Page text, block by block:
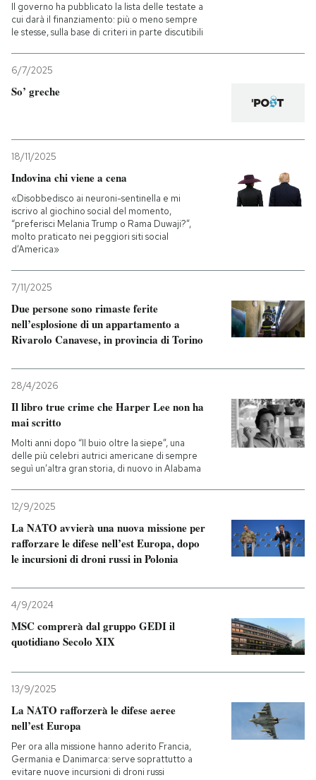
Il governo ha pubblicato la lista delle testate a
cui darà il finanziamento: più o meno sempre
le stesse, sulla base di criteri in parte discutibili
6/7/2025
So’ greche
18/11/2025
Indovina chi viene a cena
«Disobbedisco ai neuroni-sentinella e mi
iscrivo al giochino social del momento,
“preferisci Melania Trump o Rama Duwaji?”,
molto praticato nei peggiori siti social
d’America»
7/11/2025
Due persone sono rimaste ferite
nell’esplosione di un appartamento a
Rivarolo Canavese, in provincia di Torino
28/4/2026
Il libro true crime che Harper Lee non ha
mai scritto
Molti anni dopo “Il buio oltre la siepe”, una
delle più celebri autrici americane di sempre
seguì un’altra gran storia, di nuovo in Alabama
12/9/2025
La NATO avvierà una nuova missione per
rafforzare le difese nell’est Europa, dopo
le incursioni di droni russi in Polonia
4/9/2024
MSC comprerà dal gruppo GEDI il
quotidiano Secolo XIX
13/9/2025
La NATO rafforzerà le difese aeree
nell’est Europa
Per ora alla missione hanno aderito Francia,
Germania e Danimarca: serve soprattutto a
evitare nuove incursioni di droni russi